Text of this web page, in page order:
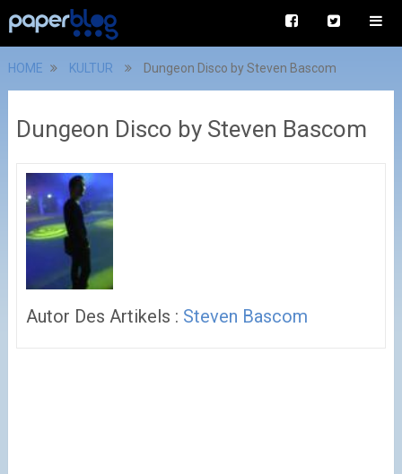
HOME KULTUR Dungeon Disco by Steven Bascom
Dungeon Disco by Steven Bascom
Autor Des Artikels : Steven Bascom